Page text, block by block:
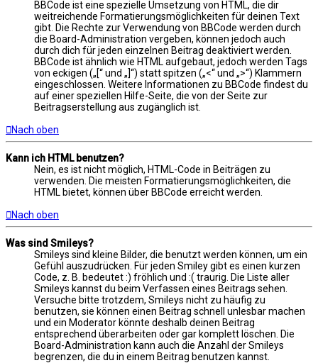
BBCode ist eine spezielle Umsetzung von HTML, die dir
weitreichende Formatierungsmöglichkeiten für deinen Text
gibt. Die Rechte zur Verwendung von BBCode werden durch
die Board-Administration vergeben, können jedoch auch
durch dich für jeden einzelnen Beitrag deaktiviert werden.
BBCode ist ähnlich wie HTML aufgebaut, jedoch werden Tags
von eckigen („[“ und „]“) statt spitzen („<“ und „>“) Klammern
eingeschlossen. Weitere Informationen zu BBCode findest du
auf einer speziellen Hilfe-Seite, die von der Seite zur
Beitragserstellung aus zugänglich ist.
Nach oben
Kann ich HTML benutzen?
Nein, es ist nicht möglich, HTML-Code in Beiträgen zu
verwenden. Die meisten Formatierungsmöglichkeiten, die
HTML bietet, können über BBCode erreicht werden.
Nach oben
Was sind Smileys?
Smileys sind kleine Bilder, die benutzt werden können, um ein
Gefühl auszudrücken. Für jeden Smiley gibt es einen kurzen
Code, z. B. bedeutet :) fröhlich und :( traurig. Die Liste aller
Smileys kannst du beim Verfassen eines Beitrags sehen.
Versuche bitte trotzdem, Smileys nicht zu häufig zu
benutzen, sie können einen Beitrag schnell unlesbar machen
und ein Moderator könnte deshalb deinen Beitrag
entsprechend überarbeiten oder gar komplett löschen. Die
Board-Administration kann auch die Anzahl der Smileys
begrenzen, die du in einem Beitrag benutzen kannst.